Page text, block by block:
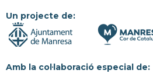
Un projecte de:
Amb la col·laboració especial de: